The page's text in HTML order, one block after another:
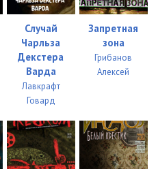
Случай
Чарльза
Декстера
Варда
Лавкрафт
Говард
Запретная
зона
Грибанов
Алексей